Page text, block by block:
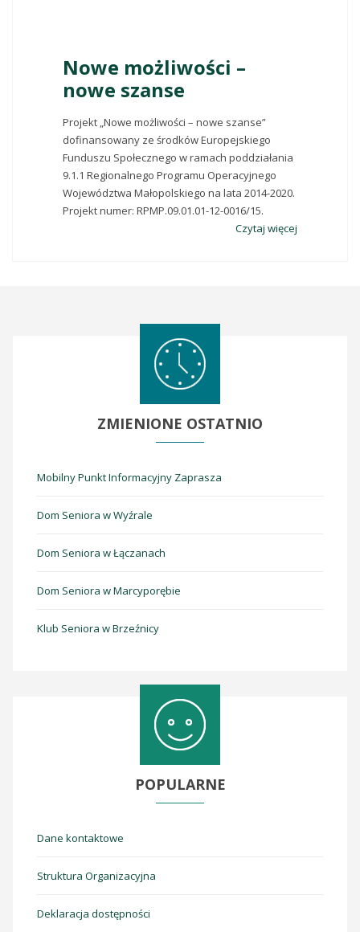
Nowe możliwości –
nowe szanse
Projekt „Nowe możliwości – nowe szanse”
dofinansowany ze środków Europejskiego
Funduszu Społecznego w ramach poddziałania
9.1.1 Regionalnego Programu Operacyjnego
Województwa Małopolskiego na lata 2014-2020.
Projekt numer: RPMP.09.01.01-12-0016/15.
Czytaj więcej
ZMIENIONE OSTATNIO
Mobilny Punkt Informacyjny Zaprasza
Dom Seniora w Wyźrale
Dom Seniora w Łączanach
Dom Seniora w Marcyporębie
Klub Seniora w Brzeźnicy
POPULARNE
Dane kontaktowe
Struktura Organizacyjna
Deklaracja dostępności